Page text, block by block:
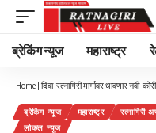
ब्रेकिंग न्यूज महाराष्ट्र
Home | दिवा-रत्नागिरी मार्गावर धावणार नवी-
ब्रेकिंग न्यूज महाराष्ट्र रत्नागिरी
लोकल न्यूज